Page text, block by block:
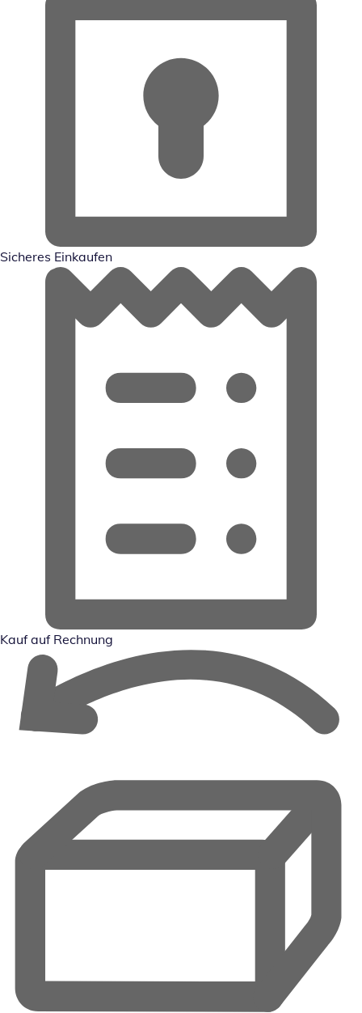
Sicheres Einkaufen
Kauf auf Rechnung